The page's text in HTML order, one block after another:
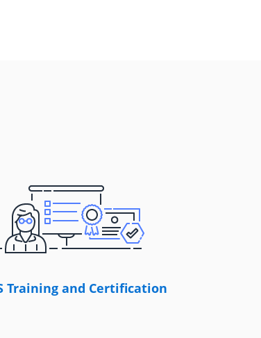
Training and Certification